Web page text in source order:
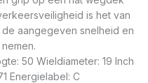
is het van
aangegeven snelheid en
50 Wieldiameter: 19 Inch
Energielabel: C